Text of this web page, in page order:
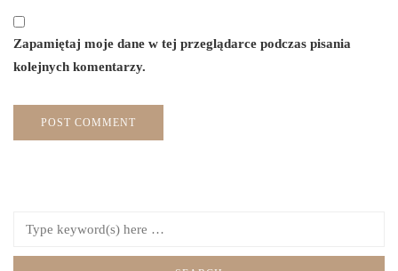
Zapamiętaj moje dane w tej przeglądarce podczas pisania
kolejnych komentarzy.